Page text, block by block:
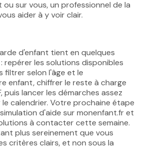
sur vous, un professionnel de la
aider à y voir clair.
d'enfant tient en quelques
repérer les solutions disponibles
filtrer selon l'âge et le
enfant, chiffrer le reste à charge
puis lancer les démarches assez
calendrier. Votre prochaine étape
d'aide sur monenfant.fr et
à contacter cette semaine.
plus sereinement que vous
critères clairs, et non sous la